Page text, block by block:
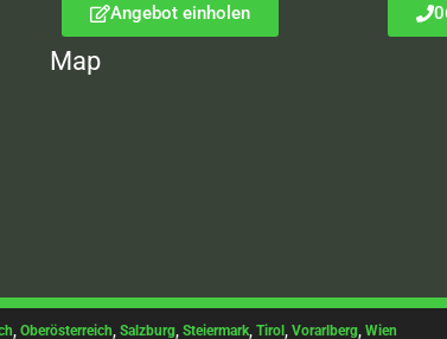
Angebot einholen
Map
Oberösterreich Salzburg, Steiermark, Tirol, Vorarlberg, Wien